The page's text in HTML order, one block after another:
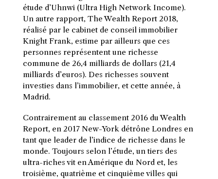
étude d’Uhnwi (Ultra High Network Income).
Un autre rapport, The Wealth Report 2018,
réalisé par le cabinet de conseil immobilier
Knight Frank, estime par ailleurs que ces
personnes représentent une richesse
commune de 26,4 milliards de dollars (21,4
milliards d’euros). Des richesses souvent
investies dans l’immobilier, et cette année, à
Madrid.
Contrairement au classement 2016 du Wealth
Report, en 2017 New-York détrône Londres en
tant que leader de l’indice de richesse dans le
monde. Toujours selon l’étude, un tiers des
ultra-riches vit en Amérique du Nord et, les
troisième, quatrième et cinquième villes qui